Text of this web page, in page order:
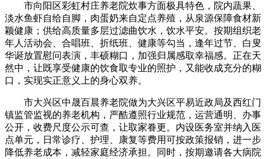
市向阳区彩虹村庄养老院炊事方面极具特色，院内蔬果、
淡水鱼虾自给自脚，肉蛋奶来自定点养殖，从泉源保障食材新
颖健康；供给高质量多层过滤曲饮水，饮水平安。按期组织老
年人活动会、合唱班、折纸班、健康等勾当，逢年过节、白叟
华诞放置慰问表演，丰硕糊口，加强归属感取幸福感。正在天
然中，让既享受健康的饮食取专业的照护，又能收成充分的糊
口，实现实正意义上的身心双养。
市大兴区中晟百晨养老院做为大兴区平易近政局及西红门
镇监管监视的养老机构，严酷遵照行业规范，运营通明、办事
公开，收费尺度公示可查，让取家眷更。内设医务室并纳入医
点单元，日常诊疗、护理、康复等费用可按政策报销，进一步
降低养老成本，减轻家庭经济承担。同时，按期邀请各大病院